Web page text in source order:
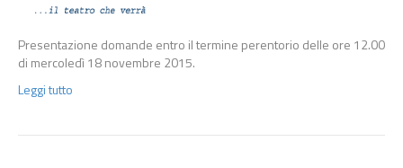
Presentazione domande entro il termine perentorio delle ore 12.00
di mercoledì 18 novembre 2015.
Leggi tutto